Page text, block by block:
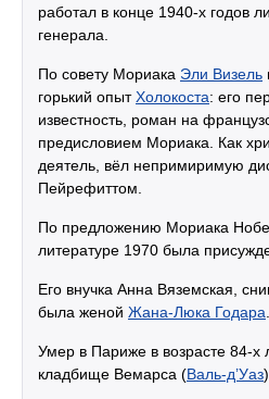
работал в конце 1940-х годов
генерала.
По совету Мориака Эли Визель
горький опытХолокоста: его
известность, роман на
предисловием Мориака. Как
деятель, вёл непримиримую
Пейрефиттом.
По предложению Мориака
литературе 1970 была
Его внучка Анна Вяземская,
была женой Жана-Люка Годара
Умер в Париже в возрасте 84-х
кладбище Вемарса (Валь-д’Уаз).